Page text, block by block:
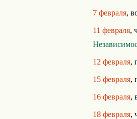
7 февраля,
11 февраля,
12 февраля,
15 февраля,
16 февраля,
18 февраля,